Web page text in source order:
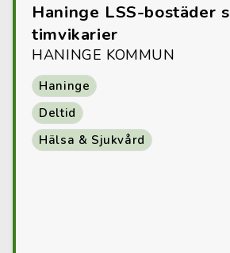
Haninge LSS-bostäder
timvikarier
HANINGE KOMMUN
Haninge
Deltid
Hälsa & Sjukvård